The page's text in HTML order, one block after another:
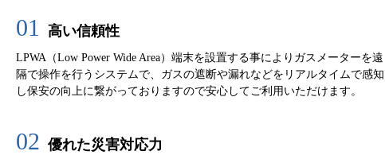
01 高い信頼性
LPWA（Low Power Wide Area）端末を設置する事によりガスメーターを遠
隔で操作を行うシステムで、ガスの遮断や漏れなどをリアルタイムで感知
し保安の向上に繋がっておりますので安心してご利用いただけます。
02 優れた災害対応力